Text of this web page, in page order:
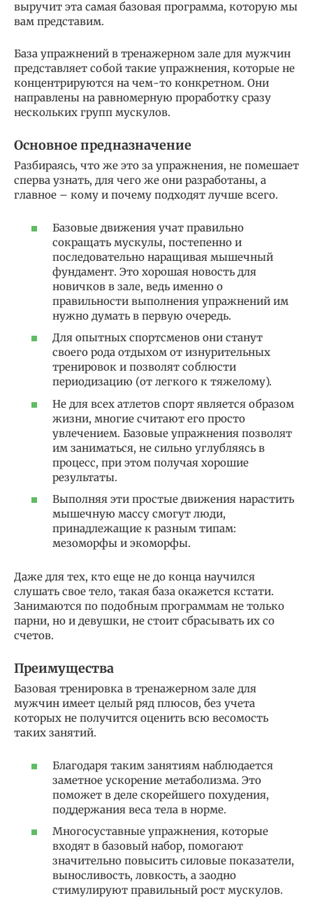
выручит эта самая базовая программа, которую мы
вам представим.
База упражнений в тренажерном зале для мужчин
представляет собой такие упражнения, которые не
концентрируются на чем-то конкретном. Они
направлены на равномерную проработку сразу
нескольких групп мускулов.
Основное предназначение
Разбираясь, что же это за упражнения, не помешает
сперва узнать, для чего же они разработаны, а
главное – кому и почему подходят лучше всего.
Базовые движения учат правильно
сокращать мускулы, постепенно и
последовательно наращивая мышечный
фундамент. Это хорошая новость для
новичков в зале, ведь именно о
правильности выполнения упражнений им
нужно думать в первую очередь.
Для опытных спортсменов они станут
своего рода отдыхом от изнурительных
тренировок и позволят соблюсти
периодизацию (от легкого к тяжелому).
Не для всех атлетов спорт является образом
жизни, многие считают его просто
увлечением. Базовые упражнения позволят
им заниматься, не сильно углубляясь в
процесс, при этом получая хорошие
результаты.
Выполняя эти простые движения нарастить
мышечную массу смогут люди,
принадлежащие к разным типам:
мезоморфы и экоморфы.
Даже для тех, кто еще не до конца научился
слушать свое тело, такая база окажется кстати.
Занимаются по подобным программам не только
парни, но и девушки, не стоит сбрасывать их со
счетов.
Преимущества
Базовая тренировка в тренажерном зале для
мужчин имеет целый ряд плюсов, без учета
которых не получится оценить всю весомость
таких занятий.
Благодаря таким занятиям наблюдается
заметное ускорение метаболизма. Это
поможет в деле скорейшего похудения,
поддержания веса тела в норме.
Многосуставные упражнения, которые
входят в базовый набор, помогают
значительно повысить силовые показатели,
выносливость, ловкость, а заодно
стимулируют правильный рост мускулов.